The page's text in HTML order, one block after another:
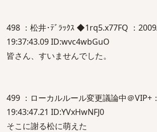
498 ：松井･ﾃﾞﾗｯｸｽ ◆1rq5.x77FQ ：
19:37:43.09 ID:wvc4wbGuO
皆さん、すいませんでした。
499 ：ローカルルール変更議論中＠VIP+
19:43:47.21 ID:YVxHwNFJ0
そこに謝る松に萌えた